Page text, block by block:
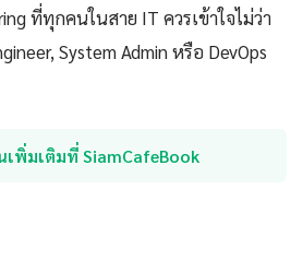
ที่ทุกคนในสาย IT ควรเข้าใจไม่ว่า
System Admin หรือ DevOps
เพิ่มเติมที่ SiamCafeBook